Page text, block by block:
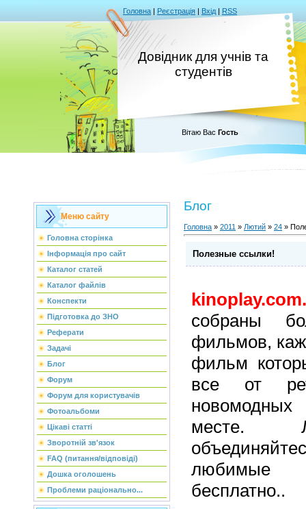
Головна | Реєстрація | Вхід | RSS
Довідник для учнів та
студентів
Вітаю Вас Гость
Меню сайту
Головна сторінка
Інформація про сайт
Каталог статей
Каталог файлів
Конспекти
Підготовка до ЗНО
Реферати
Задачі
Блог
Форум
Форум для користувачів
Фотоальбоми
Цікаві статті
Зворотній зв'язок
FAQ (питання/відповіді)
Дошка оголошень
Проблеми раціонально...
Блог
Головна » 2011 » Лютий » 24 »
Полезные ссылки!
собраны
фильмов,
фильм
все от
месте.
бесплатно..